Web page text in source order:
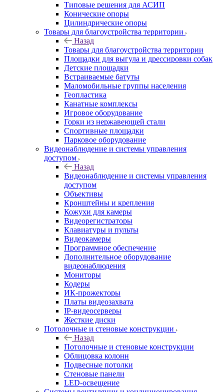
Типовые решения для АСИП
Конические опоры
Цилиндрические опоры
Товары для благоустройства территории
Назад
Товары для благоустройства территории
Площадки для выгула и дрессировки собак
Детские площадки
Встраиваемые батуты
Маломобильные группы населения
Геопластика
Канатные комплексы
Игровое оборудование
Горки из нержавеющей стали
Спортивные площадки
Парковое оборудование
Видеонаблюдение и системы управления
доступом
Назад
Видеонаблюдение и системы управления
доступом
Объективы
Кронштейны и крепления
Кожухи для камеры
Видеорегистраторы
Клавиатуры и пульты
Видеокамеры
Программное обеспечение
Дополнительное оборудование
видеонаблюдения
Мониторы
Кодеры
ИК-прожекторы
Платы видеозахвата
IP-видеосерверы
Жесткие диски
Потолочные и стеновые конструкции
Назад
Потолочные и стеновые конструкции
Облицовка колонн
Подвесные потолки
Стеновые панели
LED-освещение